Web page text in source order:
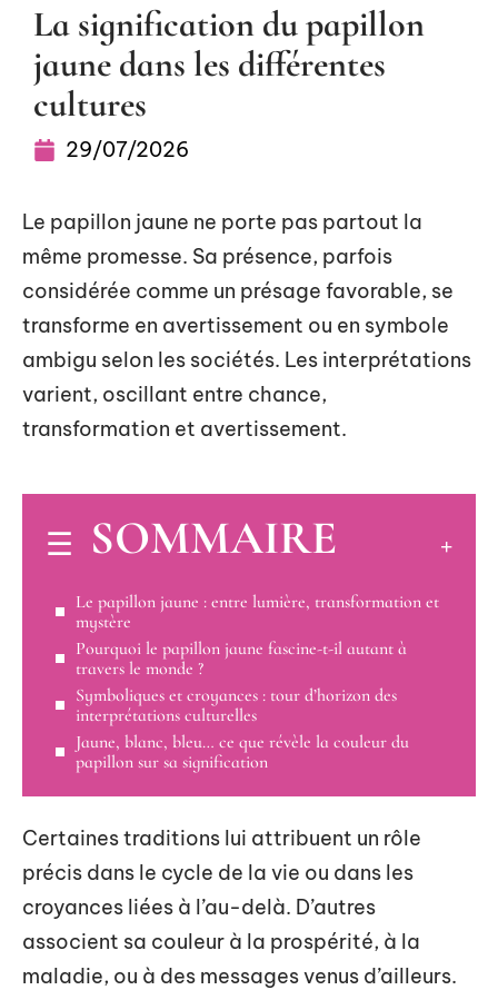
La signification du papillon
jaune dans les différentes
cultures
29/07/2026
Le papillon jaune ne porte pas partout la
même promesse. Sa présence, parfois
considérée comme un présage favorable, se
transforme en avertissement ou en symbole
ambigu selon les sociétés. Les interprétations
varient, oscillant entre chance,
transformation et avertissement.
SOMMAIRE
Le papillon jaune : entre lumière, transformation et
mystère
Pourquoi le papillon jaune fascine-t-il autant à
travers le monde ?
Symboliques et croyances : tour d’horizon des
interprétations culturelles
Jaune, blanc, bleu… ce que révèle la couleur du
papillon sur sa signification
Certaines traditions lui attribuent un rôle
précis dans le cycle de la vie ou dans les
croyances liées à l’au-delà. D’autres
associent sa couleur à la prospérité, à la
maladie, ou à des messages venus d’ailleurs.